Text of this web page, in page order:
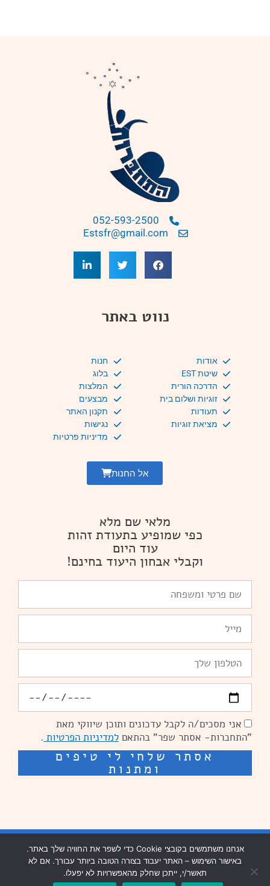
052-593-2500
Estsfr@gmail.com
נווט באתר
אודות
שיטת EST
הדרכה הורית
זוגיות ושלום בית
תעודות
מציאת זוגיות
חנות
בלוג
המלצות
מבצעים
תקנון האתר
נגישות
מדיניות פרטיות
אל החנות
מלאי שם מלא
כפי שמופיע בתעודת זהות
עוד היום
וקבלי אבחון היעוד בחינם!
פרטי
ומשפחה
הסכמהאני מסכים/ה לקבל עדכונים ותוכן שיווקי מאת
"התחברות- אסתר שפר" בהתאם למדיניות הפרטיות .
אסתר שלחי לי טיפים
ומתנות
שיפור מהירות אתרים נזר מדיה
אנחנו משתמשים בקובצי Cookie כדי לשפר את החוויה שלך באתר.
באישור השימוש – האתר יעבוד בצורה הטובה ביותר עבורך. אם לא
תאשר/י, ייתכן שחלק מהאפשרויות לא יפעלו.